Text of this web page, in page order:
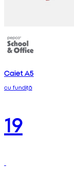
Caiet A5
cu fundiță
19